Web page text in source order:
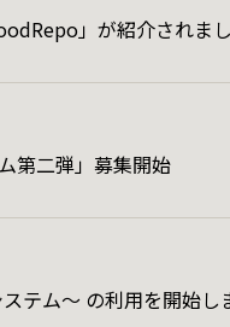
エイブルコンピュータの
ーの一日
」が紹介されま
第二弾」募集開始
テム〜 の利用を開始し